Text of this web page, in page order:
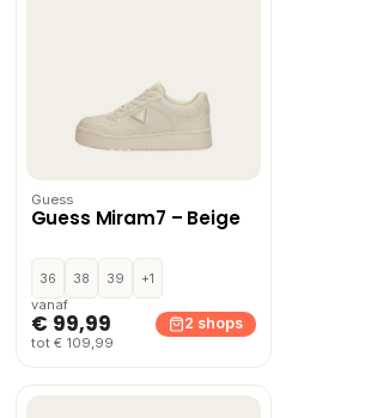
Guess
Guess Miram7 – Beige
36 38 39
+1
vanaf
€ 99,99
tot € 109,99
2 shops